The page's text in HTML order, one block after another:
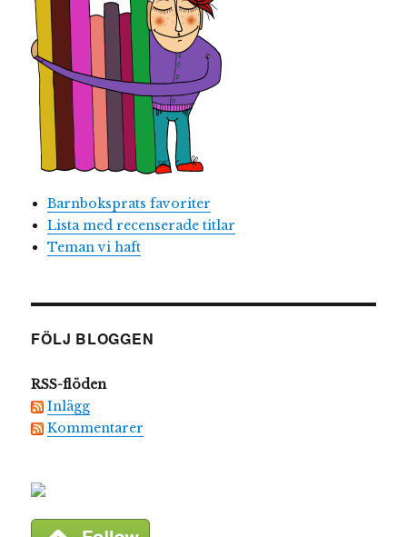
Barnboksprats favoriter
Lista med recenserade titlar
Teman vi haft
FÖLJ BLOGGEN
RSS-flöden
Inlägg
Kommentarer